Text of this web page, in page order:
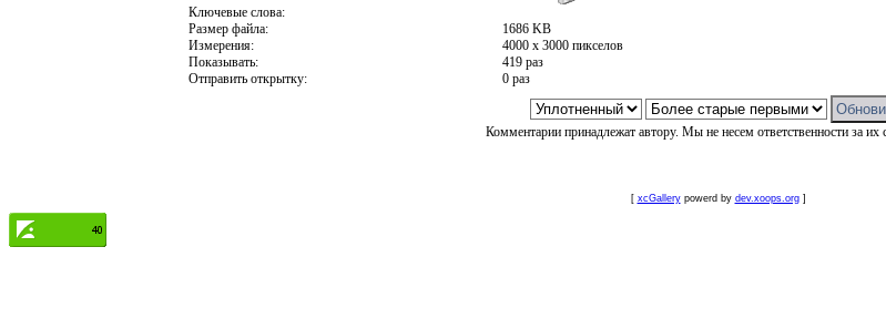
Ключевые слова:
Размер файла:
1686 KB
Измерения:
4000 x 3000 пикселов
Показывать:
419 раз
Отправить открытку:
0 раз
Комментарии принадлежат автору. Мы не несем ответственности за их
[ xcGallerypowerd by dev.xoops.org]